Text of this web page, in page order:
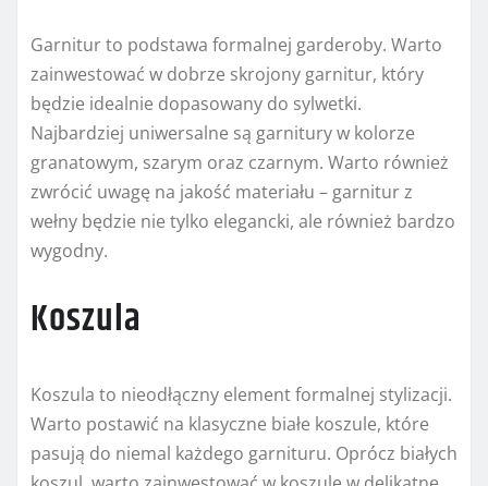
Garnitur to podstawa formalnej garderoby. Warto
zainwestować w dobrze skrojony garnitur, który
będzie idealnie dopasowany do sylwetki.
Najbardziej uniwersalne są garnitury w kolorze
granatowym, szarym oraz czarnym. Warto również
zwrócić uwagę na jakość materiału – garnitur z
wełny będzie nie tylko elegancki, ale również bardzo
wygodny.
Koszula
Koszula to nieodłączny element formalnej stylizacji.
Warto postawić na klasyczne białe koszule, które
pasują do niemal każdego garnituru. Oprócz białych